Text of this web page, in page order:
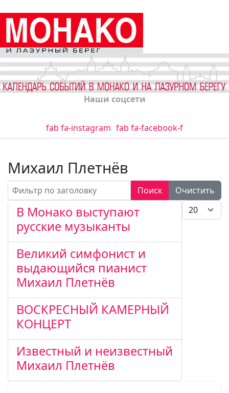
Наши соцсети
fab fa-instagram fab fa-facebook-f
Михаил Плетнёв
Фильтр по заголовку Поиск
Очистить
Кол-во
В Монако выступают
русские музыканты
Великий симфонист и
выдающийся пианист
Михаил Плетнёв
ВОСКРЕСНЫЙ КАМЕРНЫЙ
КОНЦЕРТ
Известный и неизвестный
Михаил Плетнёв